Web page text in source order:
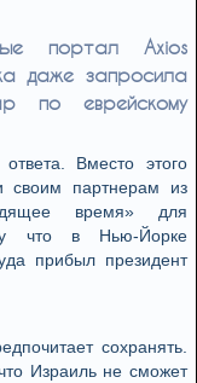
портал Axios
даже запросила
по еврейскому
Вместо этого
своим партнерам из
время» для
что в Нью-Йорке
прибыл президент
сохранять.
Израиль не сможет